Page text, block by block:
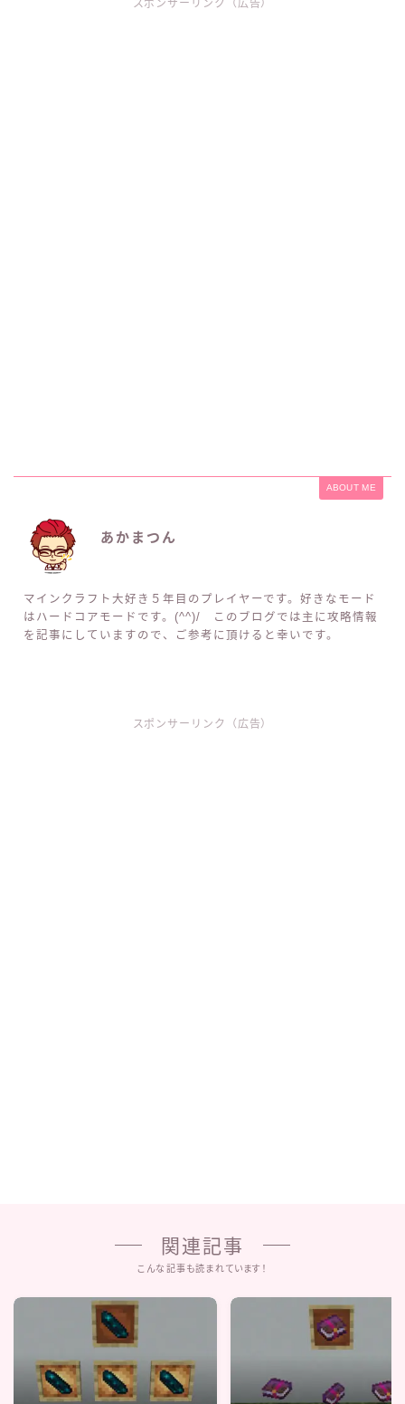
スポンサーリンク（広告）
ABOUT ME
あかまつん
マインクラフト大好き５年目のプレイヤーです。好きなモード
はハードコアモードです。(^^)/ このブログでは主に攻略情報
を記事にしていますので、ご参考に頂けると幸いです。
スポンサーリンク（広告）
関連記事
こんな記事も読まれています！